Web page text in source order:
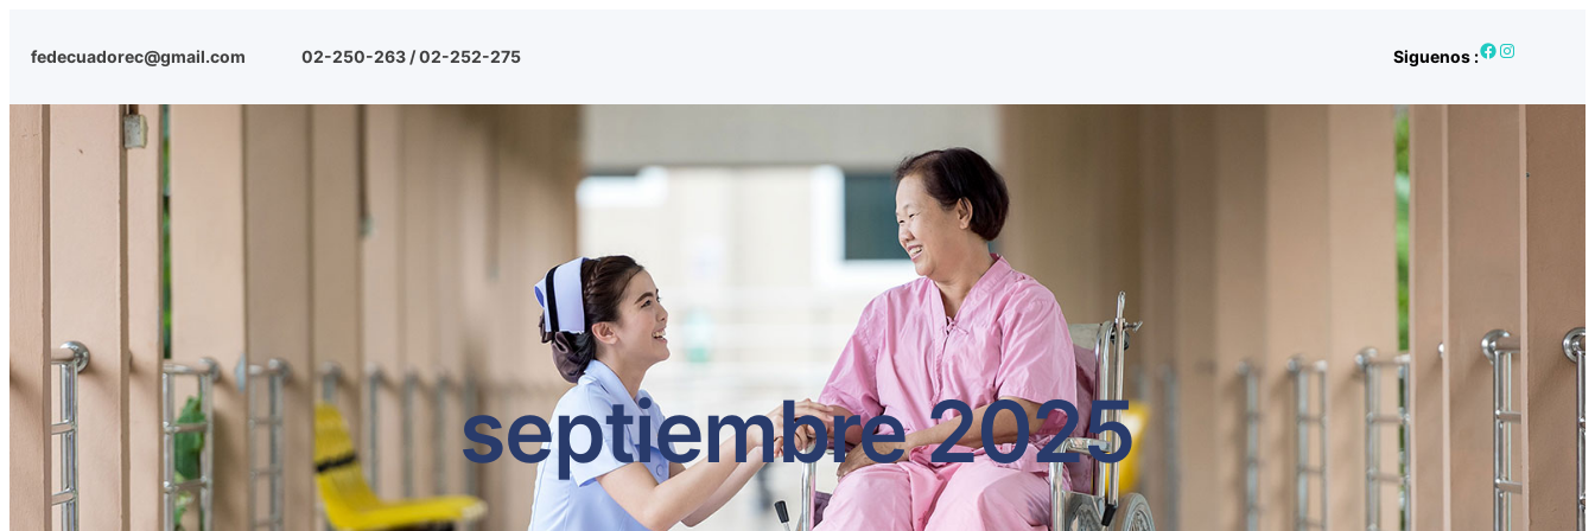
fedecuadorec@gmail.com 02-250-263 / 02-252-275 Siguenos :Facebook Instagram
septiembre 2025